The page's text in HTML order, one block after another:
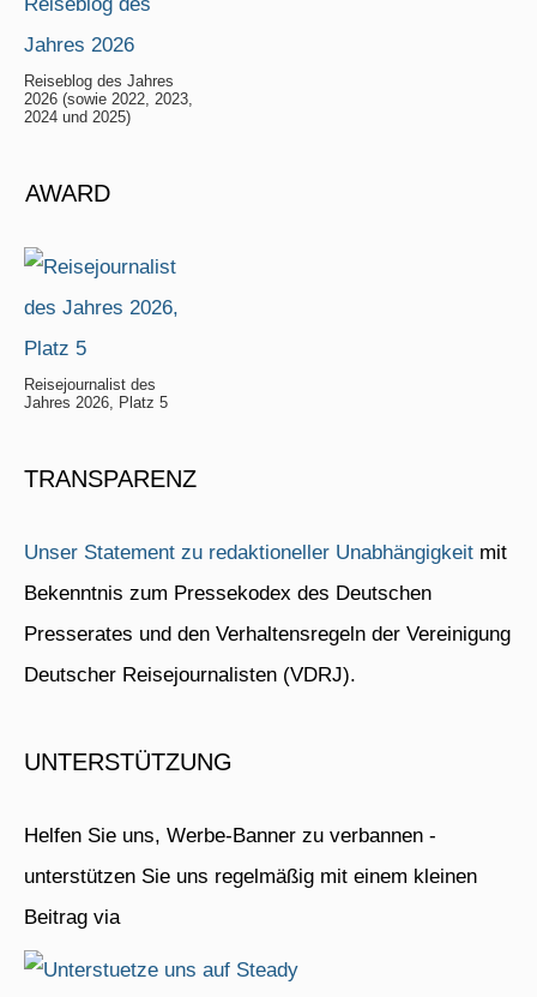
Reiseblog des Jahres
2026 (sowie 2022, 2023,
2024 und 2025)
AWARD
Reisejournalist des
Jahres 2026, Platz 5
TRANSPARENZ
Unser Statement zu redaktioneller Unabhängigkeit mit
Bekenntnis zum Pressekodex des Deutschen
Presserates und den Verhaltensregeln der Vereinigung
Deutscher Reisejournalisten (VDRJ).
UNTERSTÜTZUNG
Helfen Sie uns, Werbe-Banner zu verbannen -
unterstützen Sie uns regelmäßig mit einem kleinen
Beitrag via